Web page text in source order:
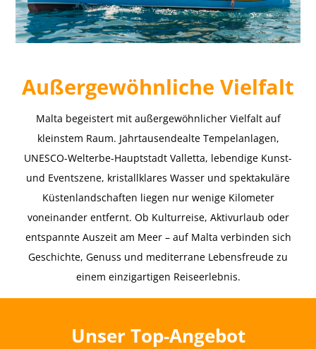
Außergewöhnliche Vielfalt
Malta begeistert mit außergewöhnlicher Vielfalt auf
kleinstem Raum. Jahrtausendealte Tempelanlagen,
UNESCO-Welterbe-Hauptstadt Valletta, lebendige Kunst-
und Eventszene, kristallklares Wasser und spektakuläre
Küstenlandschaften liegen nur wenige Kilometer
voneinander entfernt. Ob Kulturreise, Aktivurlaub oder
entspannte Auszeit am Meer – auf Malta verbinden sich
Geschichte, Genuss und mediterrane Lebensfreude zu
einem einzigartigen Reiseerlebnis.
Unser Top-Angebot